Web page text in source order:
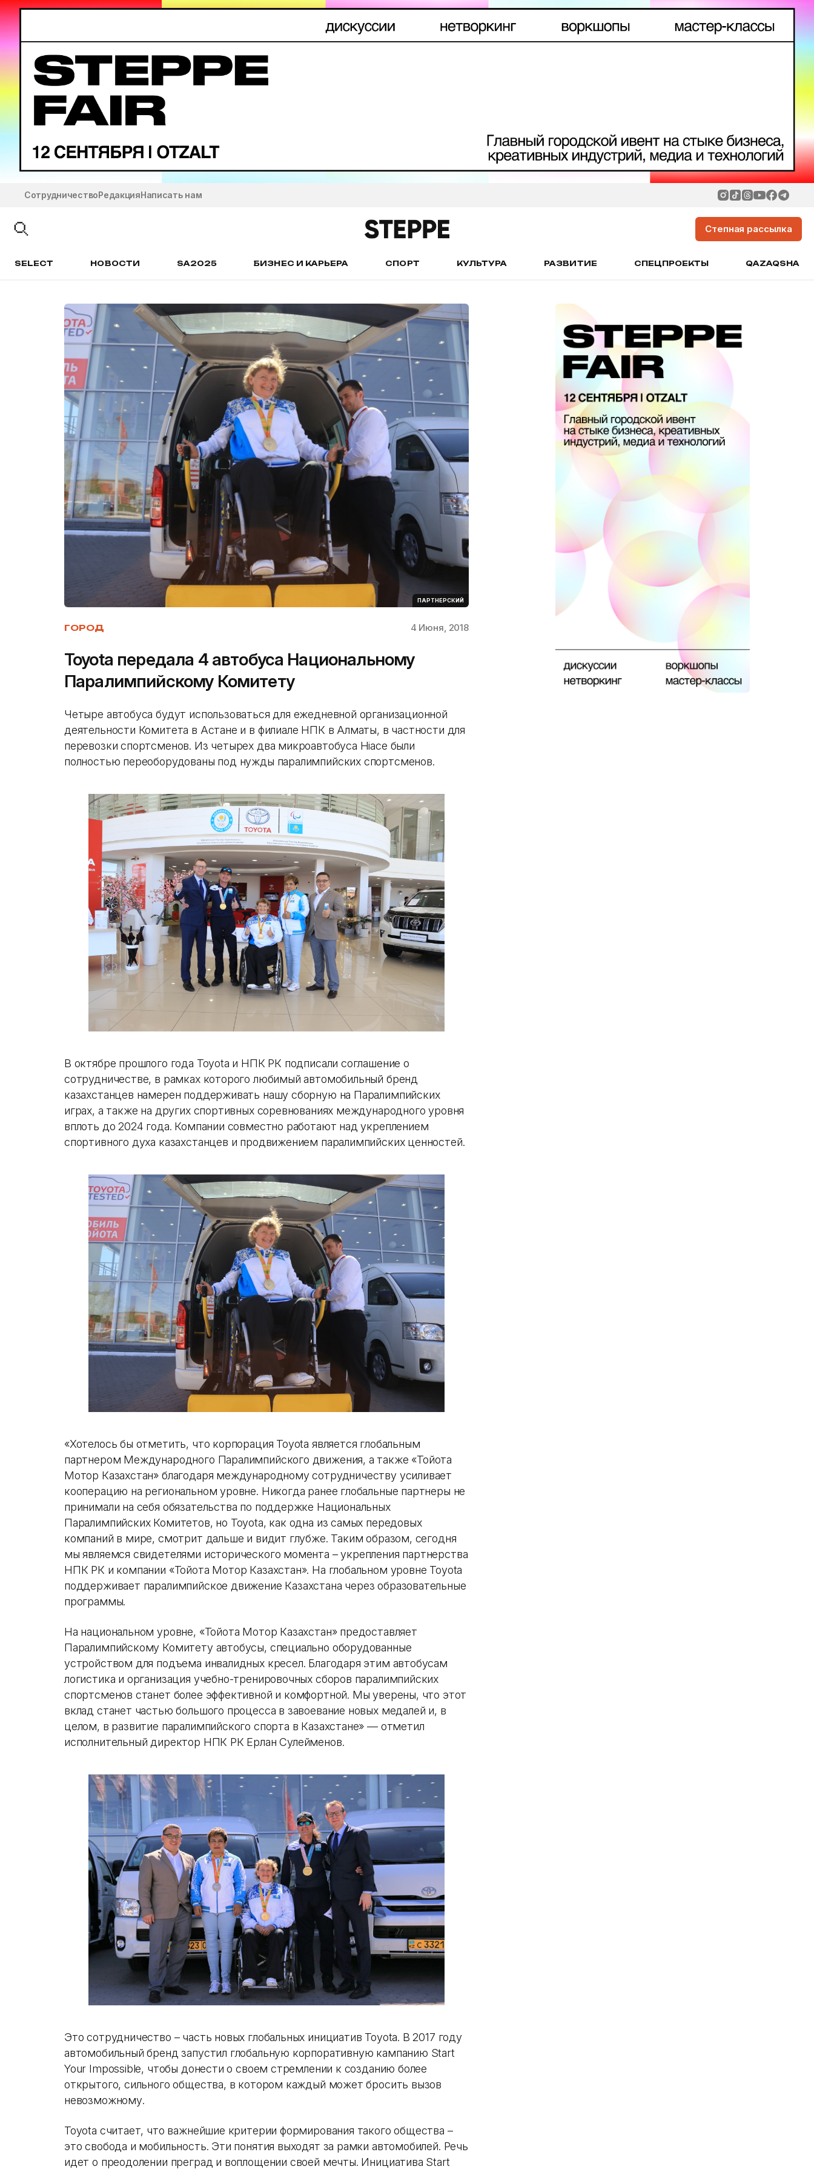
СотрудничествоРедакцияНаписать нам
Степная рассылка
SELECT НОВОСТИ SA2025 БИЗНЕС И КАРЬЕРА СПОРТ КУЛЬТУРА РАЗВИТИЕ СПЕЦПРОЕКТЫ QAZAQSHA
ПАРТНЕРСКИЙ
ГОРОД 4 Июня, 2018
Toyota передала 4 автобуса Национальному
Паралимпийскому Комитету
Четыре автобуса будут использоваться для ежедневной организационной
деятельности Комитета в Астане и в филиале НПК в Алматы, в частности для
перевозки спортсменов. Из четырех два микроавтобуса Hiace были
полностью переоборудованы под нужды паралимпийских спортсменов.
В октябре прошлого года Toyota и НПК РК подписали соглашение о
сотрудничестве, в рамках которого любимый автомобильный бренд
казахстанцев намерен поддерживать нашу сборную на Паралимпийских
играх, а также на других спортивных соревнованиях международного уровня
вплоть до 2024 года. Компании совместно работают над укреплением
спортивного духа казахстанцев и продвижением паралимпийских ценностей.
«Хотелось бы отметить, что корпорация Toyota является глобальным
партнером Международного Паралимпийского движения, а также «Тойота
Мотор Казахстан» благодаря международному сотрудничеству усиливает
кооперацию на региональном уровне. Никогда ранее глобальные партнеры не
принимали на себя обязательства по поддержке Национальных
Паралимпийских Комитетов, но Toyota, как одна из самых передовых
компаний в мире, смотрит дальше и видит глубже. Таким образом, сегодня
мы являемся свидетелями исторического момента – укрепления партнерства
НПК РК и компании «Тойота Мотор Казахстан». На глобальном уровне Toyota
поддерживает паралимпийское движение Казахстана через образовательные
программы.
На национальном уровне, «Тойота Мотор Казахстан» предоставляет
Паралимпийскому Комитету автобусы, специально оборудованные
устройством для подъема инвалидных кресел. Благодаря этим автобусам
логистика и организация учебно-тренировочных сборов паралимпийских
спортсменов станет более эффективной и комфортной. Мы уверены, что этот
вклад станет частью большого процесса в завоевание новых медалей и, в
целом, в развитие паралимпийского спорта в Казахстане» — отметил
исполнительный директор НПК РК Ерлан Сулейменов.
Это сотрудничество – часть новых глобальных инициатив Toyota. В 2017 году
автомобильный бренд запустил глобальную корпоративную кампанию Start
Your Impossible, чтобы донести о своем стремлении к созданию более
открытого, сильного общества, в котором каждый может бросить вызов
невозможному.
Toyota считает, что важнейшие критерии формирования такого общества –
это свобода и мобильность. Эти понятия выходят за рамки автомобилей. Речь
идет о преодолении преград и воплощении своей мечты. Инициатива Start